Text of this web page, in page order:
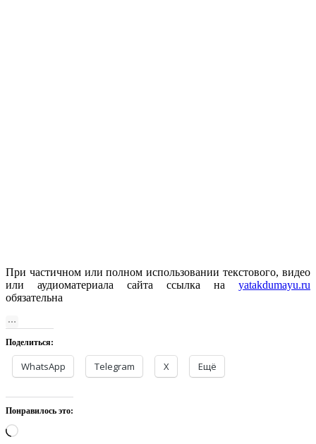
При частичном или полном использовании текстового, видео
или аудиоматериала сайта ссылка на yatakdumayu.ru
обязательна
Поделиться:
WhatsApp Telegram X Ещё
Понравилось это:
Загрузка…